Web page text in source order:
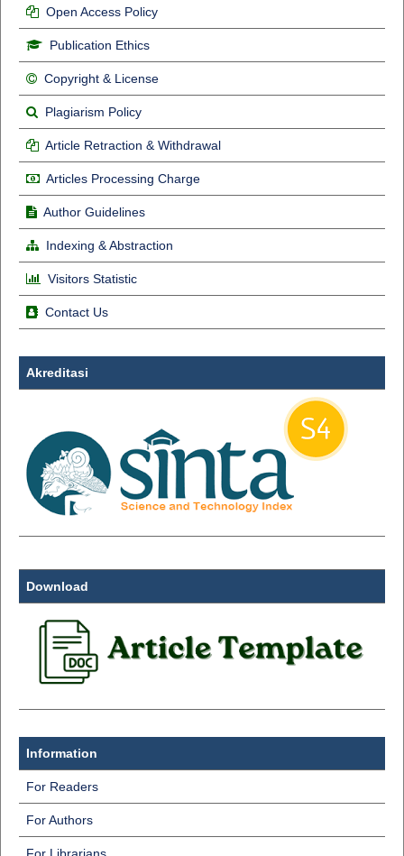
Open Access Policy
Publication Ethics
Copyright & License
Plagiarism Policy
Article Retraction & Withdrawal
Articles Processing Charge
Author Guidelines
Indexing & Abstraction
Visitors Statistic
Contact Us
Akreditasi
Download
Information
For Readers
For Authors